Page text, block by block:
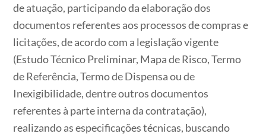
de atuação, participando da elaboração dos
documentos referentes aos processos de compras e
licitações, de acordo com a legislação vigente
(Estudo Técnico Preliminar, Mapa de Risco, Termo
de Referência, Termo de Dispensa ou de
Inexigibilidade, dentre outros documentos
referentes à parte interna da contratação),
realizando as especificações técnicas, buscando